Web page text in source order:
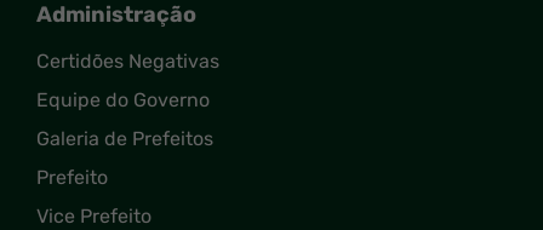
Administração
Certidões Negativas
Equipe do Governo
Galeria de Prefeitos
Prefeito
Vice Prefeito